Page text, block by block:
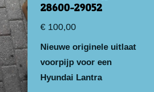
28600-29052
€ 100,00
Nieuwe originele uitlaat
voorpijp voor een
Hyundai Lantra